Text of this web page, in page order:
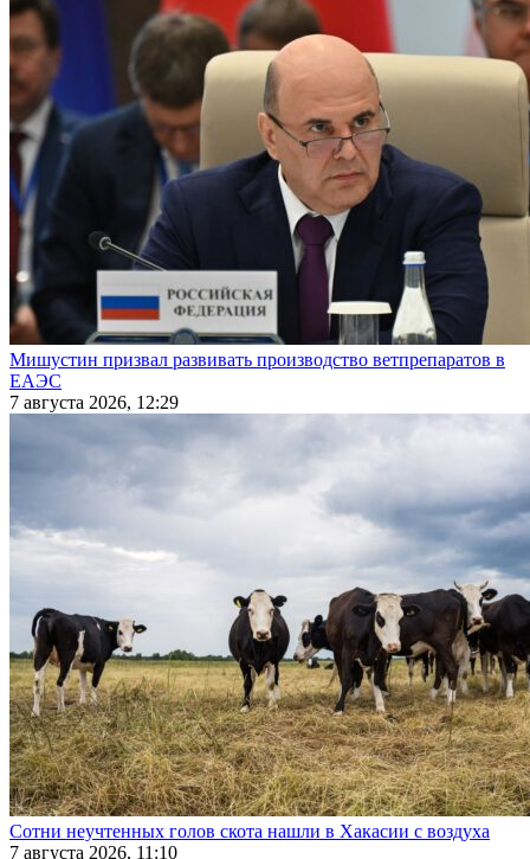
Мишустин призвал развивать производство ветпрепаратов в
ЕАЭС
7 августа 2026, 12:29
Сотни неучтенных голов скота нашли в Хакасии с воздуха
7 августа 2026, 11:10